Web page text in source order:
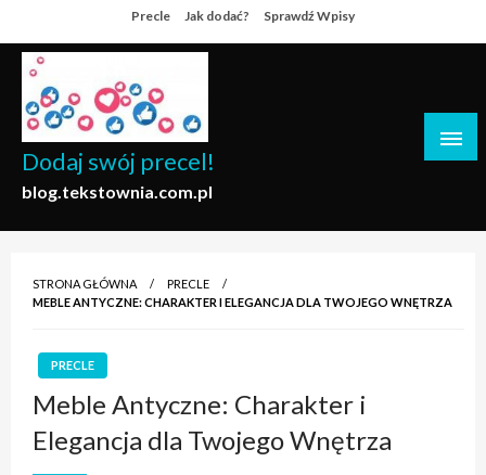
to
content
Precle Jak dodać? Sprawdź Wpisy
Dodaj swój precel!
blog.tekstownia.com.pl
STRONA GŁÓWNA
PRECLE
MEBLE ANTYCZNE: CHARAKTER I ELEGANCJA DLA TWOJEGO WNĘTRZA
PRECLE
Meble Antyczne: Charakter i
Elegancja dla Twojego Wnętrza